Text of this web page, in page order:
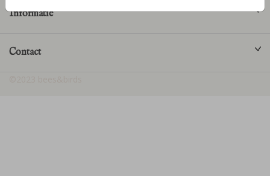
Informatie
Contact